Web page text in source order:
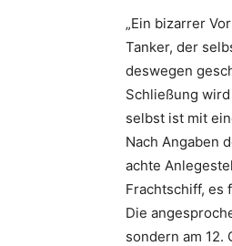
„Ein bizarrer
Tanker, der
deswegen
Schließung
selbst ist mit
Nach Angaben
achte
Frachtschiff, es
Die
sondern am 12.